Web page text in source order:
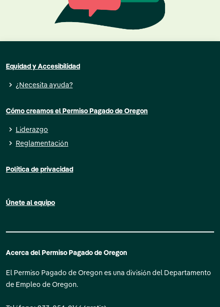
Acerca del Permiso Pagado de Oregon
El Permiso Pagado de Oregon es una división del Departamento
de Empleo de Oregon.
Cómo creamos el Permiso Pagado de Oregon
Liderazgo
Reglamentación
Equidad y Accesibilidad
¿Necesita ayuda?
Política de privacidad
Únete al equipo